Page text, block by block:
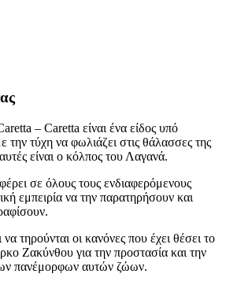
– Caretta είναι ένα είδος υπό
την τύχη να φωλιάζει στις θάλασσες της
είναι ο κόλπος του Λαγανά.
σε όλους τους ενδιαφερόμενους
εμπειρία να την παρατηρήσουν και
τηρούνται οι κανόνες που έχει θέσει το
Ζακύνθου για την προστασία και την
πανέμορφων αυτών ζώων.